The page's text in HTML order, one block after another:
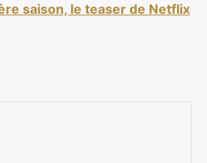
saison, le teaser de Netflix